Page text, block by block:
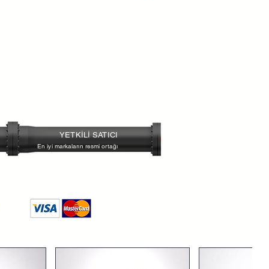
YETKİLİ SATICI
En iyi markaların resmi ortağı